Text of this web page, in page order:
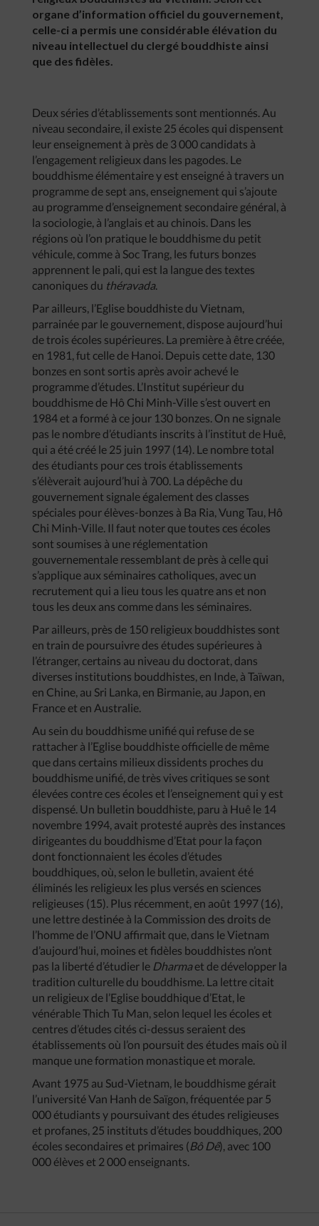
organe d’information officiel du gouvernement,
celle-ci a permis une considérable élévation du
niveau intellectuel du clergé bouddhiste ainsi
que des fidèles.
Deux séries d’établissements sont mentionnés. Au
niveau secondaire, il existe 25 écoles qui dispensent
leur enseignement à près de 3 000 candidats à
l’engagement religieux dans les pagodes. Le
bouddhisme élémentaire y est enseigné à travers un
programme de sept ans, enseignement qui s’ajoute
au programme d’enseignement secondaire général, à
la sociologie, à l’anglais et au chinois. Dans les
régions où l’on pratique le bouddhisme du petit
véhicule, comme à Soc Trang, les futurs bonzes
apprennent le pali, qui est la langue des textes
canoniques du théravada.
Par ailleurs, l’Eglise bouddhiste du Vietnam,
parrainée par le gouvernement, dispose aujourd’hui
de trois écoles supérieures. La première à être créée,
en 1981, fut celle de Hanoi. Depuis cette date, 130
bonzes en sont sortis après avoir achevé le
programme d’études. L’Institut supérieur du
bouddhisme de Hô Chi Minh-Ville s’est ouvert en
1984 et a formé à ce jour 130 bonzes. On ne signale
pas le nombre d’étudiants inscrits à l’institut de Huê,
qui a été créé le 25 juin 1997 (14). Le nombre total
des étudiants pour ces trois établissements
s’élèverait aujourd’hui à 700. La dépêche du
gouvernement signale également des classes
spéciales pour élèves-bonzes à Ba Ria, Vung Tau, Hô
Chi Minh-Ville. Il faut noter que toutes ces écoles
sont soumises à une réglementation
gouvernementale ressemblant de près à celle qui
s’applique aux séminaires catholiques, avec un
recrutement qui a lieu tous les quatre ans et non
tous les deux ans comme dans les séminaires.
Par ailleurs, près de 150 religieux bouddhistes sont
en train de poursuivre des études supérieures à
l’étranger, certains au niveau du doctorat, dans
diverses institutions bouddhistes, en Inde, à Taïwan,
en Chine, au Sri Lanka, en Birmanie, au Japon, en
France et en Australie.
Au sein du bouddhisme unifié qui refuse de se
rattacher à l’Eglise bouddhiste officielle de même
que dans certains milieux dissidents proches du
bouddhisme unifié, de très vives critiques se sont
élevées contre ces écoles et l’enseignement qui y est
dispensé. Un bulletin bouddhiste, paru à Huê le 14
novembre 1994, avait protesté auprès des instances
dirigeantes du bouddhisme d’Etat pour la façon
dont fonctionnaient les écoles d’études
bouddhiques, où, selon le bulletin, avaient été
éliminés les religieux les plus versés en sciences
religieuses (15). Plus récemment, en août 1997 (16),
une lettre destinée à la Commission des droits de
l’homme de l’ONU affirmait que, dans le Vietnam
d’aujourd’hui, moines et fidèles bouddhistes n’ont
pas la liberté d’étudier le Dharmaet de développer la
tradition culturelle du bouddhisme. La lettre citait
un religieux de l’Eglise bouddhique d’Etat, le
vénérable Thich Tu Man, selon lequel les écoles et
centres d’études cités ci-dessus seraient des
établissements où l’on poursuit des études mais où il
manque une formation monastique et morale.
Avant 1975 au Sud-Vietnam, le bouddhisme gérait
l’université Van Hanh de Saïgon, fréquentée par 5
000 étudiants y poursuivant des études religieuses
et profanes, 25 instituts d’études bouddhiques, 200
écoles secondaires et primaires (Bô Dê), avec 100
000 élèves et 2 000 enseignants.